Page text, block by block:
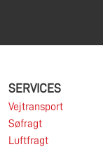
SERVICES
Vejtransport
Søfragt
Luftfragt